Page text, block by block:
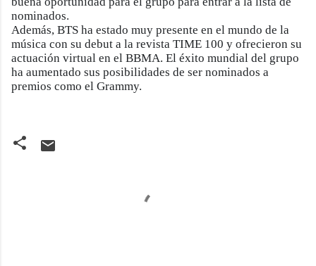
nominados.
Además, BTS ha estado muy presente en el mundo de la
música con su debut a la revista TIME 100 y ofrecieron su
actuación virtual en el BBMA. El éxito mundial del grupo
ha aumentado sus posibilidades de ser nominados a
premios como el Grammy.